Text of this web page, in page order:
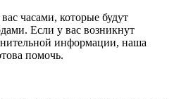
часами, которые будут
Если у вас возникнут
информации, наша
помочь.